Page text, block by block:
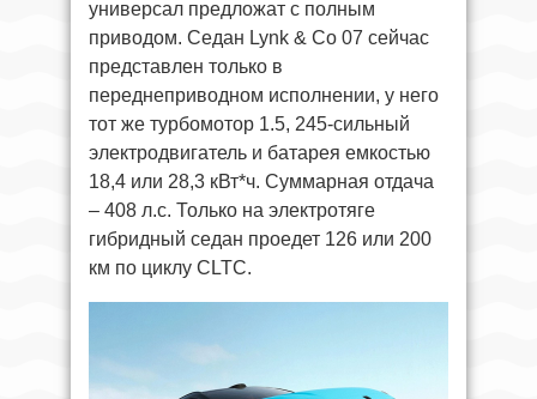
универсал предложат с полным
приводом. Седан Lynk & Co 07 сейчас
представлен только в
переднеприводном исполнении, у него
тот же турбомотор 1.5, 245-сильный
электродвигатель и батарея емкостью
18,4 или 28,3 кВт*ч. Суммарная отдача
– 408 л.с. Только на электротяге
гибридный седан проедет 126 или 200
км по циклу CLTC.